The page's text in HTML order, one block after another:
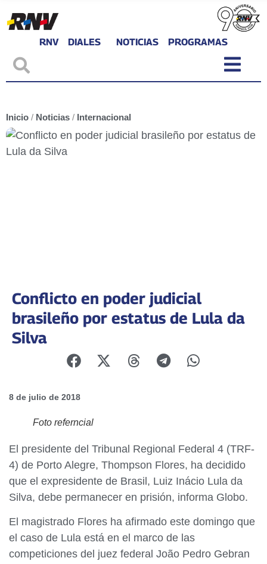
RNV DIALES NOTICIAS PROGRAMAS
Inicio / Noticias / Internacional
Conflicto en poder judicial
brasileño por estatus de Lula da
Silva
8 de julio de 2018
Foto referncial
El presidente del Tribunal Regional Federal 4 (TRF-
4) de Porto Alegre, Thompson Flores, ha decidido
que el expresidente de Brasil, Luiz Inácio Lula da
Silva, debe permanecer en prisión, informa Globo.
El magistrado Flores ha afirmado este domingo que
el caso de Lula está en el marco de las
competiciones del juez federal João Pedro Gebran